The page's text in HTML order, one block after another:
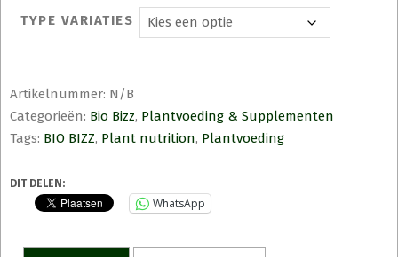
TYPE VARIATIES
Artikelnummer: N/B
Categorieën: Bio Bizz, Plantvoeding & Supplementen
Tags: BIO BIZZ, Plant nutrition, Plantvoeding
DIT DELEN:
WhatsApp